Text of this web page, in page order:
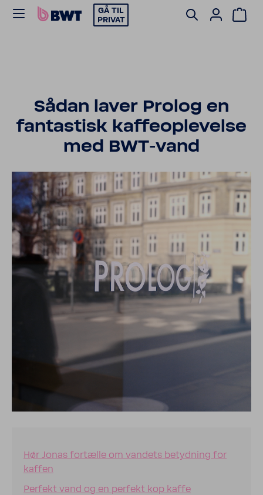
GÅ TIL
PRIVAT
Sådan laver Prolog en
fanta­stisk kaffe­op­le­velse
med BWT-​vand
Hør Jonas fortælle om vandets betydning for
kaffen
Perfekt vand og en perfekt kop kaffe